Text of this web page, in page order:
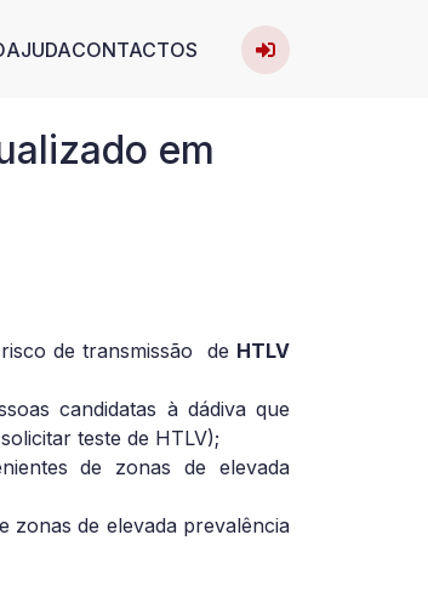
AJUDACONTACTOS User
Entrar
em
de transmissão de HTLV
candidatas à dádiva que
teste de HTLV);
de zonas de elevada
zonas de elevada prevalência